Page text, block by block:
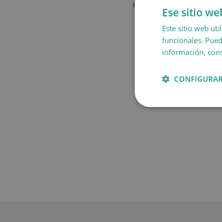
inferior al 4% (criterio
Ese sitio
Este sitio web
funcionales.
información,